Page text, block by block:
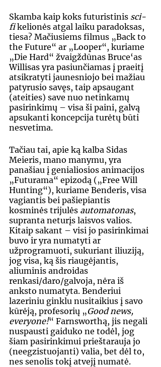
Skamba kaip koks futuristinis sci-
fi kelionės atgal laiku paradoksas,
tiesa? Mačiusiems filmus „Back to
the Future“ ar „Looper“, kuriame
„Die Hard“ žvaigždūnas Bruce‘as
Willisas yra pasiunčiamas į praeitį
atsikratyti jaunesniojo bei mažiau
patyrusio savęs, taip apsaugant
(ateities) save nuo netinkamų
pasirinkimų – visa ši paini, galvą
apsukanti koncepcija turėtų būti
nesvetima.
Tačiau tai, apie ką kalba Sidas
Meieris, mano manymu, yra
panašiau į genialiosios animacijos
„Futurama“ epizodą („Free Will
Hunting“), kuriame Benderis, visa
vagiantis bei pašiepiantis
kosminės trijulės automatonas,
supranta neturįs laisvos valios.
Kitaip sakant – visi jo pasirinkimai
buvo ir yra numatyti ar
užprogramuoti, sukuriant iliuziją,
jog visa, ką šis riaugėjantis,
aliuminis androidas
renkasi/daro/galvoja, nėra iš
anksto numatyta. Benderiui
lazeriniu ginklu nusitaikius į savo
kūrėją, profesorių „Good news,
everyone!“ Farnsworthą, jis negali
nuspausti gaiduko ne todėl, jog
šiam pasirinkimui prieštarauja jo
(neegzistuojanti) valia, bet dėl to,
nes senolis tokį atvejį numatė.